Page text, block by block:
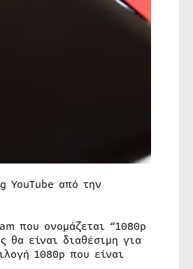
YouTube από την
που ονομάζεται “1080p
είναι διαθέσιμη για
1080p που είναι